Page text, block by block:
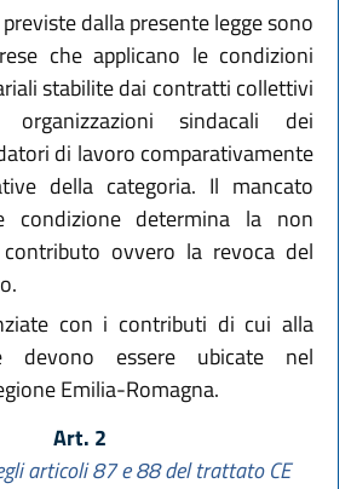
dalla presente legge sono
che applicano le condizioni
stabilite dai contratti collettivi
sindacali dei
di lavoro comparativamente
della categoria. Il mancato
condizione determina la non
ovvero la revoca del
con i contributi di cui alla
devono essere ubicate nel
Emilia-Romagna.
Art. 2
articoli 87 e 88 del trattato CE